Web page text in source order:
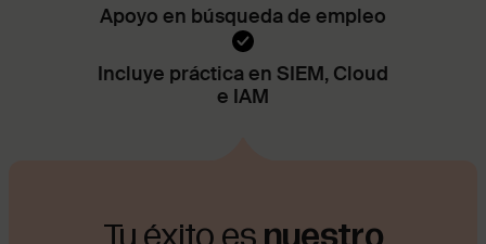
Apoyo en búsqueda de empleo
Incluye práctica en SIEM, Cloud
e IAM
Tu éxito es nuestro